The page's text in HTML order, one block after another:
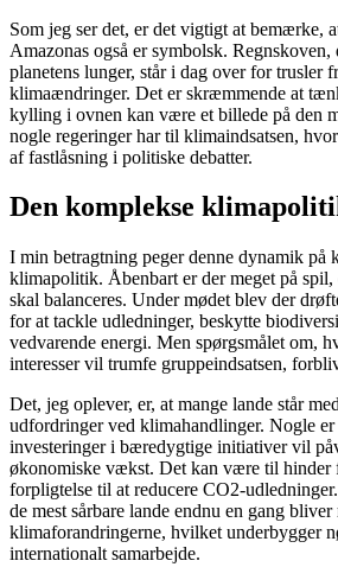
Som jeg ser det, er det vigtigt at bemærke,
Amazonas også er symbolsk. Regnskoven,
planetens lunger, står i dag over for trusler
klimaændringer. Det er skræmmende at
kylling i ovnen kan være et billede på den
nogle regeringer har til klimaindsatsen,
af fastlåsning i politiske debatter.
Den komplekse
I min betragtning peger denne dynamik på
klimapolitik. Åbenbart er der meget på spil,
skal balanceres. Under mødet blev der
for at tackle udledninger, beskytte
vedvarende energi. Men spørgsmålet om,
interesser vil trumfe gruppeindsatsen,
Det, jeg oplever, er, at mange lande står
udfordringer ved klimahandlinger. Nogle
investeringer i bæredygtige initiativer vil
økonomiske vækst. Det kan være til hinder
forpligtelse til at reducere CO2-
de mest sårbare lande endnu en gang bliver
klimaforandringerne, hvilket underbygger
internationalt samarbejde.